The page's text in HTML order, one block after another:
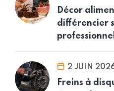
Décor
différencier
2 JUIN
Freins à